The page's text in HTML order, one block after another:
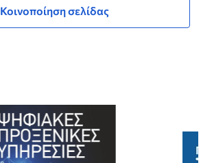
Κοινοποίηση σελίδας